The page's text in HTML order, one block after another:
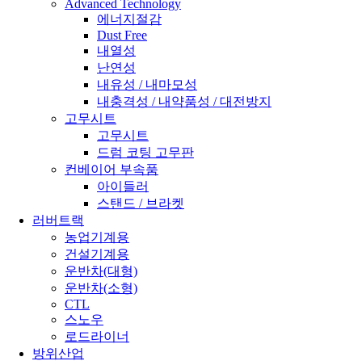
Advanced Technology
에너지절감
Dust Free
내열성
난연성
내유성 / 내마모성
내충격성 / 내약품성 / 대전방지
고무시트
고무시트
드럼 코팅 고무판
컨베이어 부속품
아이들러
스탠드 / 브라켓
러버트랙
농업기계용
건설기계용
운반차(대형)
운반차(소형)
CTL
스노우
로드라이너
방위산업